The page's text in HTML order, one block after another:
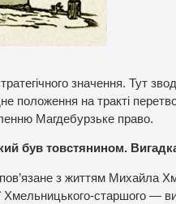
значення. Тут
положення на тракті
Магдебурзьке право.
був товстянином.
з життям Михайла
старшого —